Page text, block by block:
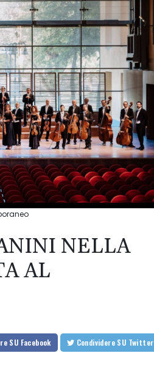
NELLA
AL
SU Facebook Condividere SU Twitter